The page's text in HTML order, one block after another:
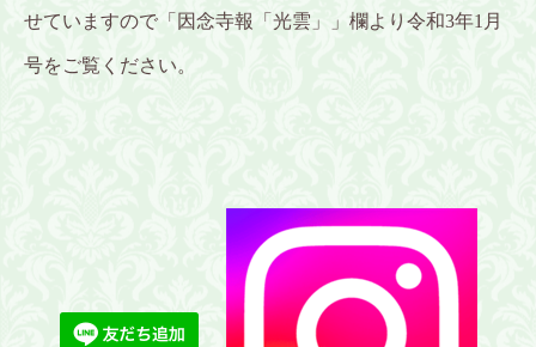
せていますので 「因念寺報「光雲」」欄より令和3年1月
号をご覧ください。